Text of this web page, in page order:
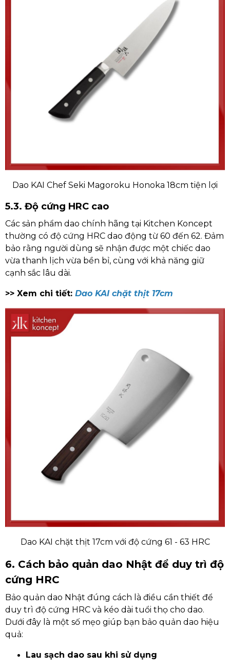
Dao KAI Chef Seki Magoroku Honoka 18cm tiện lợi
5.3. Độ cứng HRC cao
Các sản phẩm dao chính hãng tại Kitchen Koncept
thường có độ cứng HRC dao động từ 60 đến 62. Đảm
bảo rằng người dùng sẽ nhận được một chiếc dao
vừa thanh lịch vừa bền bỉ, cùng với khả năng giữ
cạnh sắc lâu dài.
>> Xem chi tiết: Dao KAI chặt thịt 17cm
Dao KAI chặt thịt 17cm với độ cứng 61 - 63 HRC
6. Cách bảo quản dao Nhật để duy trì độ
cứng HRC
Bảo quản dao Nhật đúng cách là điều cần thiết để
duy trì độ cứng HRC và kéo dài tuổi thọ cho dao.
Dưới đây là một số mẹo giúp bạn bảo quản dao hiệu
quả:
Lau sạch dao sau khi sử dụng